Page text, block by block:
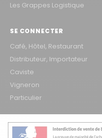
Les Grappes Logistique
SE CONNECTER
Café, Hôtel, Restaurant
Distributeur, Importateur
Caviste
Vigneron
Particulier